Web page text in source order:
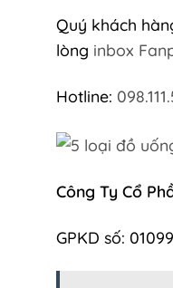
Quý khách
lòng inbox
Hotline:
Công Ty Cổ
GPKD số: